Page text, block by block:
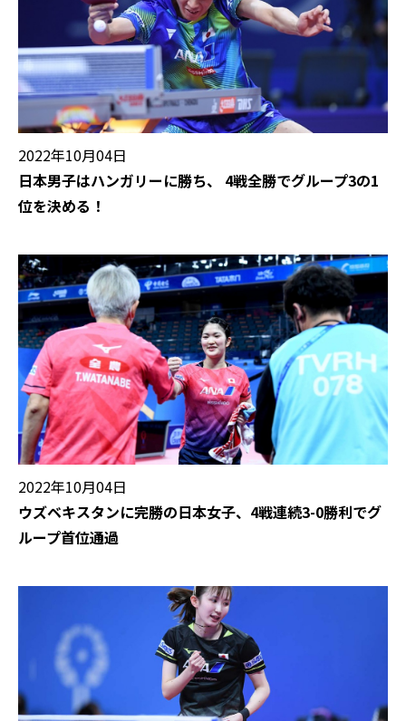
2022年10月04日
日本男子はハンガリーに勝ち、 4戦全勝でグループ3の1
位を決める！
2022年10月04日
ウズベキスタンに完勝の日本女子、4戦連続3-0勝利でグ
ループ首位通過